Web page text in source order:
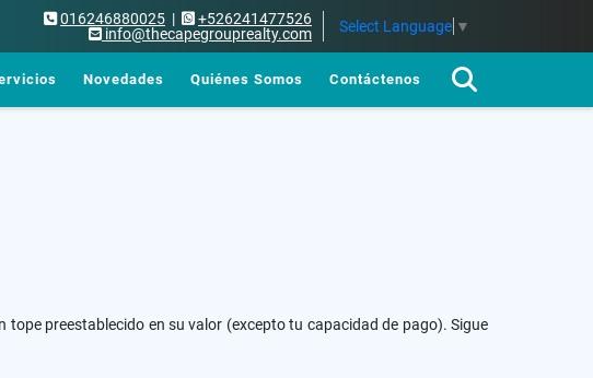
016246880025 |
+526241477526
info@thecapegrouprealty.com
Select Language ▼
Novedades Quiénes Somos Contáctenos
preestablecido en su valor (excepto tu capacidad de pago). Sigue